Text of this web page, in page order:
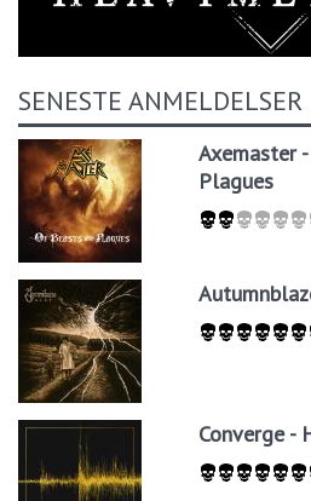
SENESTE ANMELDELSER
Axemaster
Plagues
Converge -